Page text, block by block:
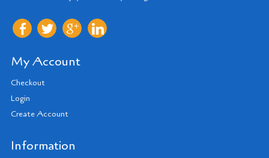
My Account
Checkout
Login
Create Account
Information